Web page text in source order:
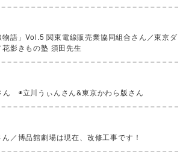
物語」Vol.5 関東電線販売業協同組合さん／東京ダ
影きもの塾 須田先生
ん ◉立川うぃんさん&東京かわら版さん
／博品館劇場は現在、改修工事です！